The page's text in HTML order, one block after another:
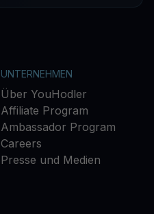
UNTERNEHMEN
Über YouHodler
Affiliate Program
Ambassador Program
Careers
Presse und Medien